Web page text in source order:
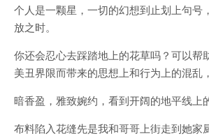
个人是一颗星，一切的幻想到止划上句号
放之时。
你还会忍心去踩踏地上的花草吗？可以帮
美丑界限而带来的思想上和行为上的混乱
暗香盈，雅致婉约，看到开阔的地平线上
布料陷入花缝先是我和哥哥上街走到她家